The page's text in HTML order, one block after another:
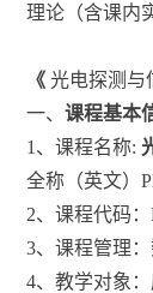
理论（含课内
《 光电探测与
一、课程基本
1、课程名称:
全称（英文）
2、课程代码：
3、课程管理
4、教学对象